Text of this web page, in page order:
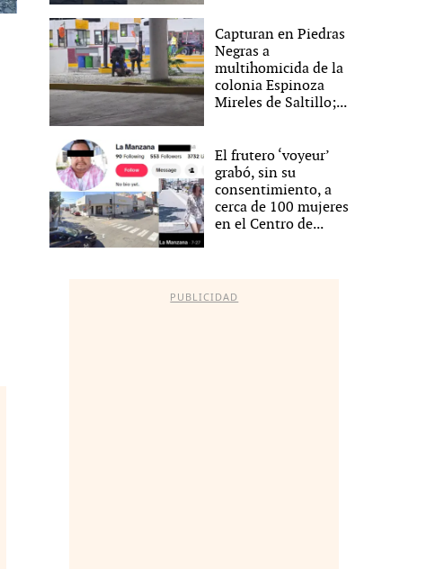
Capturan en Piedras
Negras a
multihomicida de la
colonia Espinoza
Mireles de Saltillo;...
El frutero ‘voyeur’
grabó, sin su
consentimiento, a
cerca de 100 mujeres
en el Centro de...
PUBLICIDAD